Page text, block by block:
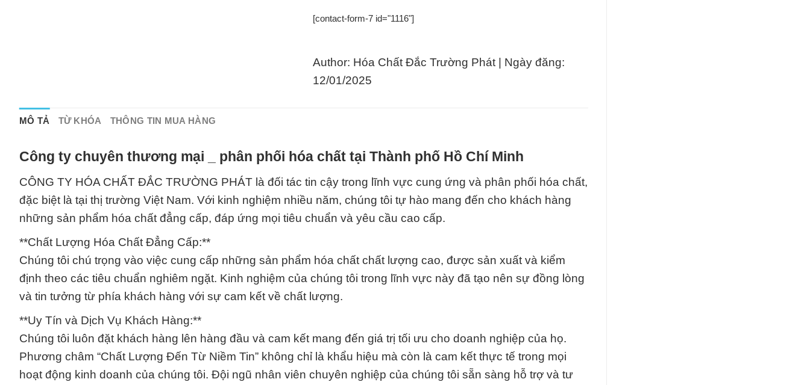
[contact-form-7 id="1116"]
Author: Hóa Chất Đắc Trường Phát | Ngày đăng:
12/01/2025
MÔ TẢ TỪ KHÓA THÔNG TIN MUA HÀNG
Công ty chuyên thương mại _ phân phối hóa chất tại Thành phố Hồ Chí Minh
CÔNG TY HÓA CHẤT ĐẮC TRƯỜNG PHÁT là đối tác tin cậy trong lĩnh vực cung ứng và phân phối hóa chất,
đặc biệt là tại thị trường Việt Nam. Với kinh nghiệm nhiều năm, chúng tôi tự hào mang đến cho khách hàng
những sản phẩm hóa chất đẳng cấp, đáp ứng mọi tiêu chuẩn và yêu cầu cao cấp.
**Chất Lượng Hóa Chất Đẳng Cấp:**
Chúng tôi chú trọng vào việc cung cấp những sản phẩm hóa chất chất lượng cao, được sản xuất và kiểm
định theo các tiêu chuẩn nghiêm ngặt. Kinh nghiệm của chúng tôi trong lĩnh vực này đã tạo nên sự đồng lòng
và tin tưởng từ phía khách hàng với sự cam kết về chất lượng.
**Uy Tín và Dịch Vụ Khách Hàng:**
Chúng tôi luôn đặt khách hàng lên hàng đầu và cam kết mang đến giá trị tối ưu cho doanh nghiệp của họ.
Phương châm “Chất Lượng Đến Từ Niềm Tin” không chỉ là khẩu hiệu mà còn là cam kết thực tế trong mọi
hoạt động kinh doanh của chúng tôi. Đội ngũ nhân viên chuyên nghiệp của chúng tôi sẵn sàng hỗ trợ và tư